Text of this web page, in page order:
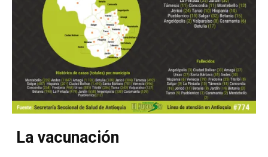
La vacunación